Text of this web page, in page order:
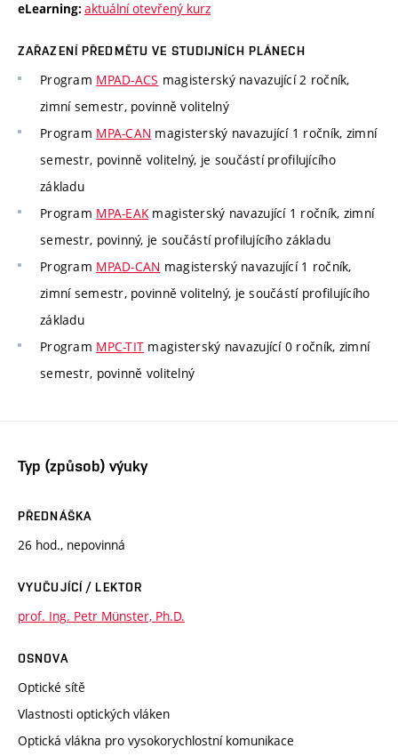
eLearning: aktuální otevřený kurz
ZAŘAZENÍ PŘEDMĚTU VE STUDIJNÍCH PLÁNECH
Program MPAD-ACS magisterský navazující 2 ročník,
zimní semestr, povinně volitelný
Program MPA-CAN magisterský navazující 1 ročník, zimní
semestr, povinně volitelný, je součástí profilujícího
základu
Program MPA-EAKmagisterský navazující 1 ročník, zimní
semestr, povinný, je součástí profilujícího základu
Program MPAD-CAN magisterský navazující 1 ročník,
zimní semestr, povinně volitelný, je součástí profilujícího
základu
Program MPC-TIT magisterský navazující 0 ročník, zimní
semestr, povinně volitelný
Typ (způsob) výuky
PŘEDNÁŠKA
26 hod., nepovinná
VYUČUJÍCÍ / LEKTOR
prof. Ing. Petr Münster, Ph.D.
OSNOVA
Optické sítě
Vlastnosti optických vláken
Optická vlákna pro vysokorychlostní komunikace